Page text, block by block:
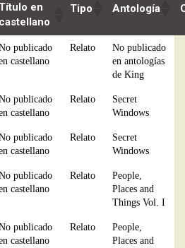
Título en
castellano
Tipo Antología
publicado
castellano
Relato
No publicado
en antologías
de King
publicado
castellano
Relato
Secret
Windows
publicado
castellano
Relato
Secret
Windows
publicado
castellano
Relato
People,
Places and
Things Vol. I
publicado
castellano
Relato
People,
Places and